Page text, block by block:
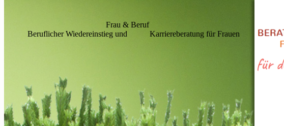
Frau & Beruf
Beruflicher Wiedereinstieg und Karriereberatung für Frauen